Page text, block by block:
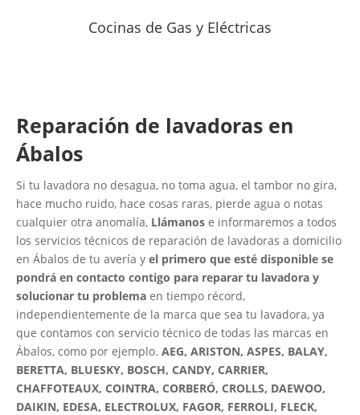
Cocinas de Gas y Eléctricas
Reparación de lavadoras en
Ábalos
Si tu lavadora no desagua, no toma agua, el tambor no gira,
hace mucho ruido, hace cosas raras, pierde agua o notas
cualquier otra anomalía, Llámanos e informaremos a todos
los servicios técnicos de reparación de lavadoras a domicilio
en Ábalos de tu avería y el primero que esté disponible se
pondrá en contacto contigo para reparar tu lavadora y
solucionar tu problema en tiempo récord,
independientemente de la marca que sea tu lavadora, ya
que contamos con servicio técnico de todas las marcas en
Ábalos, como por ejemplo. AEG, ARISTON, ASPES, BALAY,
BERETTA, BLUESKY, BOSCH, CANDY, CARRIER,
CHAFFOTEAUX, COINTRA, CORBERÓ, CROLLS, DAEWOO,
DAIKIN, EDESA, ELECTROLUX, FAGOR, FERROLI, FLECK,